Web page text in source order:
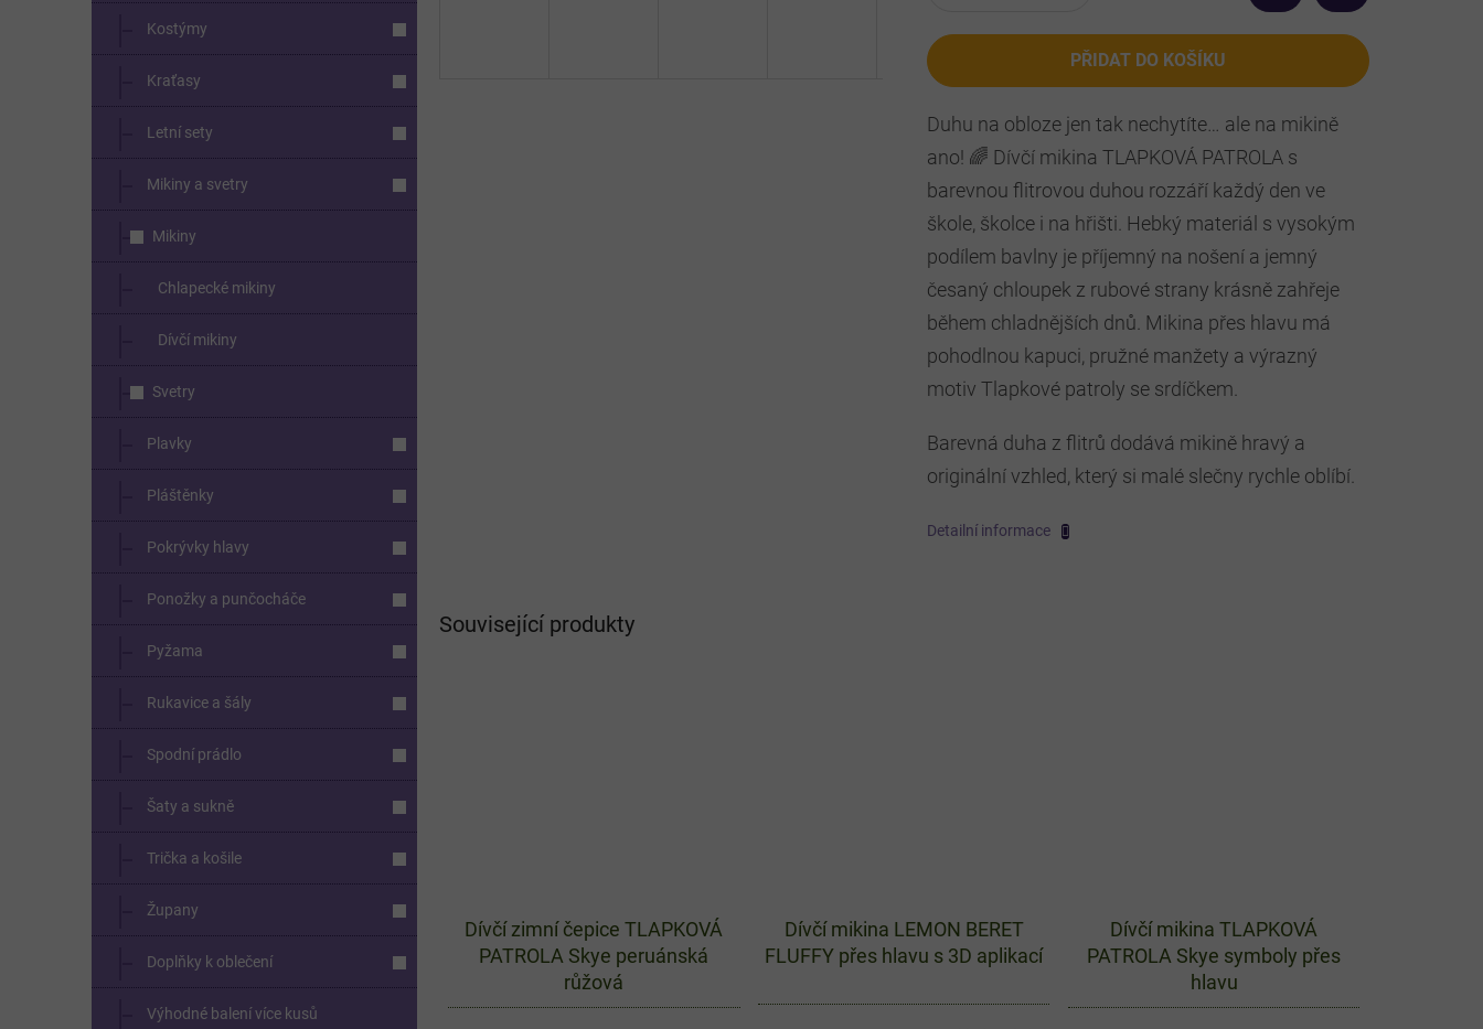
Kostýmy
Kraťasy
Letní sety
Mikiny a svetry
Mikiny
Chlapecké mikiny
Dívčí mikiny
Svetry
Plavky
Pláštěnky
Pokrývky hlavy
Ponožky a punčocháče
Pyžama
Rukavice a šály
Spodní prádlo
Šaty a sukně
Trička a košile
Župany
Doplňky k oblečení
Výhodné balení více kusů
PŘIDAT DO KOŠÍKU
Duhu na obloze jen tak nechytíte… ale na mikině
ano! 🌈 Dívčí mikina TLAPKOVÁ PATROLA s
barevnou flitrovou duhou rozzáří každý den ve
škole, školce i na hřišti. Hebký materiál s vysokým
podílem bavlny je příjemný na nošení a jemný
česaný chloupek z rubové strany krásně zahřeje
během chladnějších dnů. Mikina přes hlavu má
pohodlnou kapuci, pružné manžety a výrazný
motiv Tlapkové patroly se srdíčkem.
Barevná duha z flitrů dodává mikině hravý a
originální vzhled, který si malé slečny rychle oblíbí.
Detailní informace
Související produkty
Dívčí zimní čepice TLAPKOVÁ
PATROLA Skye peruánská
růžová
Dívčí mikina LEMON BERET
FLUFFY přes hlavu s 3D aplikací
Dívčí mikina TLAPKOVÁ
PATROLA Skye symboly přes
hlavu